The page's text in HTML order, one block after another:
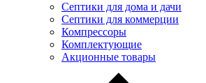
Септики для дома и дачи
Септики для коммерции
Компрессоры
Комплектующие
Акционные товары